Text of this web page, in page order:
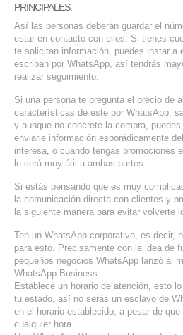
PRINCIPALES.
Así las personas deberán guardar el
estar en contacto con ellos. Si tienes
te solicitan información, puedes instar a
escriban por WhatsApp, así tendrás
realizar seguimiento.
Si una persona te pregunta el precio de
características de este por WhatsApp,
y aunque no concrete la compra,
enviarle información esporádicamente
interesa, o cuando tengas promociones
le será muy útil a ambas partes.
Si estás pensando que es muy
la comunicación directa con clientes y
la siguiente manera para evitar volverte
Ten un WhatsApp corporativo, es decir,
para esto. Precisamente con la idea de
pequeños negocios WhatsApp lanzó al
WhatsApp Business.
Establece un horario de atención, esto
tu estado, así no serás un esclavo de
en el horario establecido, a pesar de
cualquier hora.